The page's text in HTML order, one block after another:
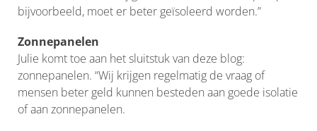
bijvoorbeeld, moet er beter geïsoleerd worden.”
Zonnepanelen
Julie komt toe aan het sluitstuk van deze blog:
zonnepanelen. “Wij krijgen regelmatig de vraag of
mensen beter geld kunnen besteden aan goede isolatie
of aan zonnepanelen.